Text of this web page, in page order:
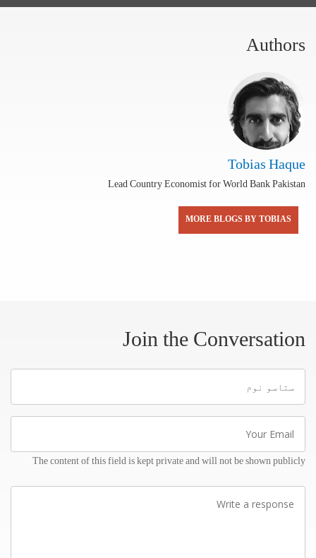
Authors
Tobias Haque
Lead Country Economist for World Bank Pakistan
MORE BLOGS BY TOBIAS
Join the Conversation
ستاسو
نوم
Your
Email
The content of this field is kept private and will not be shown publicly
Write